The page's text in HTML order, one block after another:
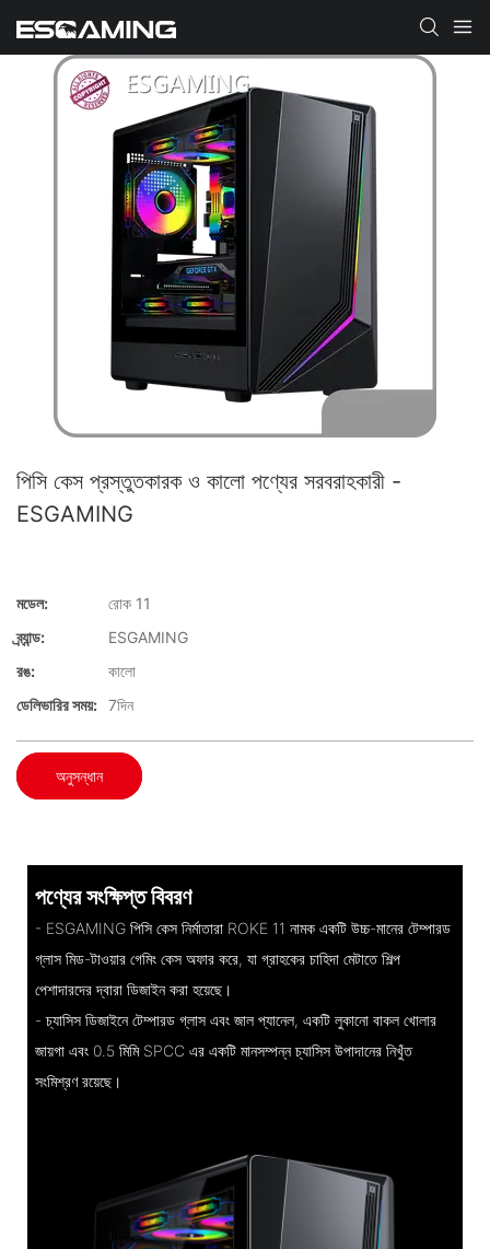
পিসি কেস প্রস্তুতকারক ও কালো পণ্যের সরবরাহকারী -
ESGAMING
মডেল:
রোক 11
ব্র্যান্ড:
ESGAMING
রঙ:
কালো
ডেলিভারির সময়: 7দিন
অনুসন্ধান
পণ্যের সংক্ষিপ্ত বিবরণ
- ESGAMING পিসি কেস নির্মাতারা ROKE 11 নামক একটি উচ্চ-মানের টেম্পারড
গ্লাস মিড-টাওয়ার গেমিং কেস অফার করে, যা গ্রাহকের চাহিদা মেটাতে শিল্প
পেশাদারদের দ্বারা ডিজাইন করা হয়েছে।
- চ্যাসিস ডিজাইনে টেম্পারড গ্লাস এবং জাল প্যানেল, একটি লুকানো বাকল খোলার
জায়গা এবং 0.5 মিমি SPCC এর একটি মানসম্পন্ন চ্যাসিস উপাদানের নিখুঁত
সংমিশ্রণ রয়েছে।